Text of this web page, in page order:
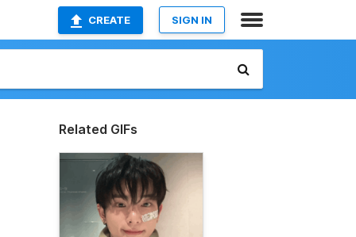
CREATE SIGN IN
Related GIFs